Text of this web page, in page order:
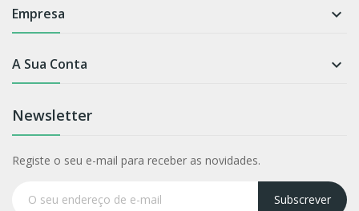
Empresa 
A Sua Conta 
Newsletter
Registe o seu e-mail para receber as novidades.
Subscrever